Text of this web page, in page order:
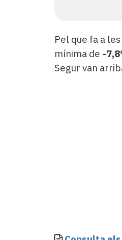
Pel que fa a
mínima de -
Segur van